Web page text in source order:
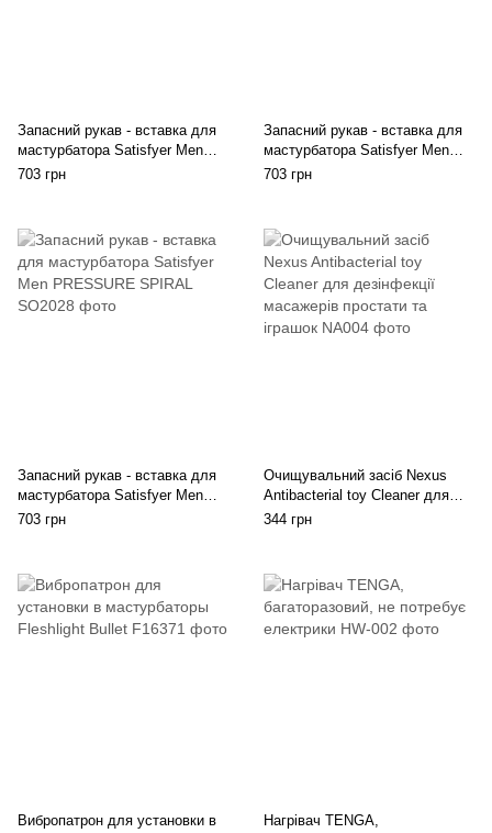
Запасний рукав - вставка для
мастурбатора Satisfyer Men
CHAMBERS OF PLEASURE
703 грн
Запасний рукав - вставка для
мастурбатора Satisfyer Men
KINKY WAVES
703 грн
Запасний рукав - вставка для
мастурбатора Satisfyer Men
PRESSURE SPIRAL
703 грн
Очищувальний засіб Nexus
Antibacterial toy Cleaner для
дезінфекції масажерів
344 грн
Вибропатрон для установки в
Нагрівач TENGA,